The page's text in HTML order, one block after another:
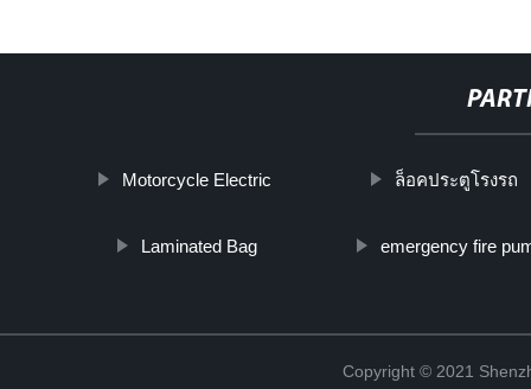
Motorcycle Electric ล็อคประตูโรงรถ
Laminated Bag emergency fire
Copyright © 2021